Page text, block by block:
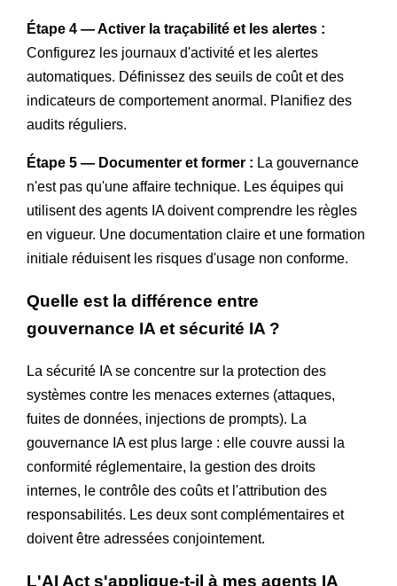
Étape 4 — Activer la traçabilité et les alertes :
Configurez les journaux d'activité et les alertes
automatiques. Définissez des seuils de coût et des
indicateurs de comportement anormal. Planifiez des
audits réguliers.
Étape 5 — Documenter et former : La gouvernance
n'est pas qu'une affaire technique. Les équipes qui
utilisent des agents IA doivent comprendre les règles
en vigueur. Une documentation claire et une formation
initiale réduisent les risques d'usage non conforme.
Quelle est la différence entre
gouvernance IA et sécurité IA ?
La sécurité IA se concentre sur la protection des
systèmes contre les menaces externes (attaques,
fuites de données, injections de prompts). La
gouvernance IA est plus large : elle couvre aussi la
conformité réglementaire, la gestion des droits
internes, le contrôle des coûts et l'attribution des
responsabilités. Les deux sont complémentaires et
doivent être adressées conjointement.
L'AI Act s'applique-t-il à mes agents IA